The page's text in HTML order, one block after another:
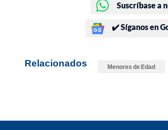
Suscríbase a
✔️ Síganos en
Relacionados Menores de Edad